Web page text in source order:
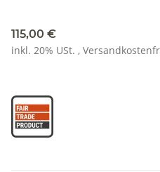
115,00 €
inkl. 20% USt. ,